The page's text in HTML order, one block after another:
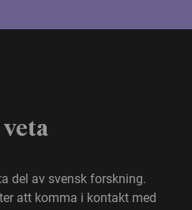
del av svensk forskning.
att komma i kontakt med